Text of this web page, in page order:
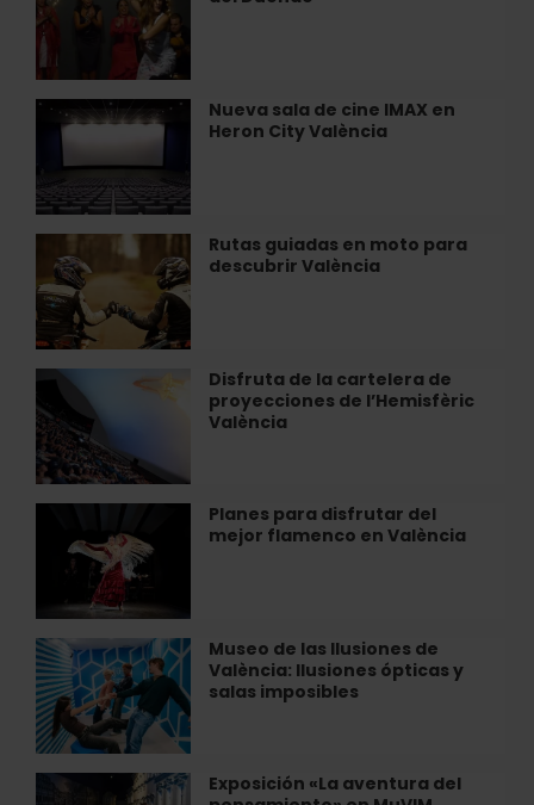
València
directo
Café
del
Duende
Nueva sala de cine IMAX en
Heron City València
Nueva
sala
cine
IMAX
en
Heron
City
València
Rutas guiadas en moto para
descubrir València
guiadas
en
moto
para
descubrir
València
Disfruta de la cartelera de
proyecciones de l’Hemisfèric
València
Disfruta
de
la
cartelera
de
proyecciones
l’Hemisfèric
València
Planes para disfrutar del
mejor flamenco en València
para
disfrutar
mejor
flamenco
en
València
Museo de las Ilusiones de
València: Ilusiones ópticas y
salas imposibles
Museo
de
las
Ilusiones
de
València:
Exposición «La aventura del
Exposición